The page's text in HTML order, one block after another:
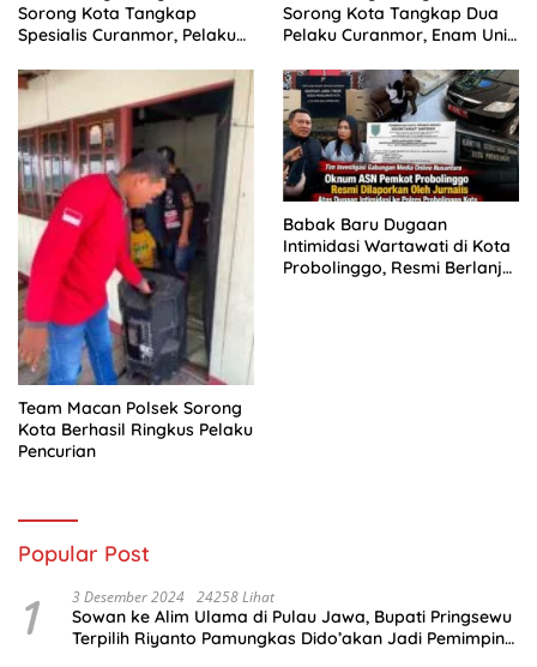
Sorong Kota Tangkap
Spesialis Curanmor, Pelaku
Sorong Kota Tangkap Dua
Pelaku Curanmor, Enam Unit
Team Macan Polsek Sorong
Kota Berhasil Ringkus Pelaku
Pencurian
Babak Baru Dugaan
Intimidasi Wartawati di Kota
Probolinggo, Resmi Berlanjut
Popular Post
1 3 Desember 2024 24258 Lihat
Sowan ke Alim Ulama di Pulau Jawa, Bupati Pringsewu
Terpilih Riyanto Pamungkas Dido’akan Jadi Pemimpin